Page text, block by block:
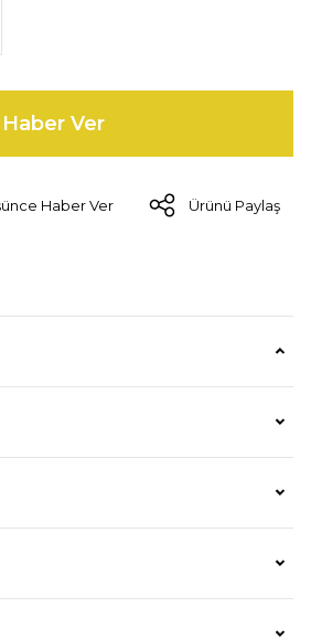
Ver
Haber Ver Ürünü Paylaş